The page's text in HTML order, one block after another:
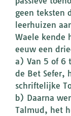
geen teksten
leerhuizen
Waele kende
eeuw een
a) Van 5 of 6
de Bet Sefer,
schriftelijke
b) Daarna
Talmud, het